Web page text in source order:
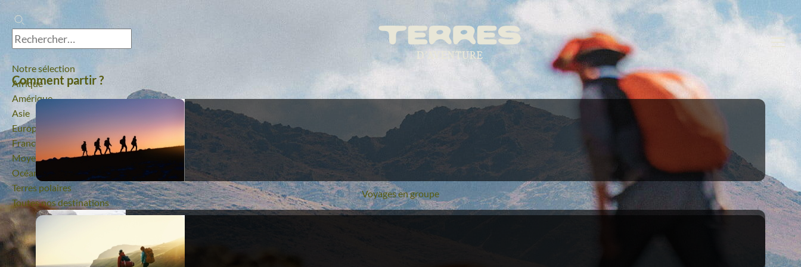
Notre sélection
Afrique
Amérique
Asie
Europe
France
Moyen-Orient
Océanie
Terres polaires
Toutes nos destinations
Comment partir ?
Voyages en groupe